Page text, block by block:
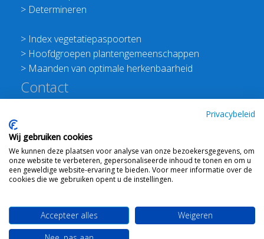
> Determineren
> Index vegetatiepaspoorten
> Hoofdgroepen plantengemeenschappen
> Maanden van optimale herkenbaarheid
Contact
E:info@floravannederland.nl
Plein 1992 70F 6221JP Maastricht
T: 06 41237586
KVK: 76114821 btw: NL860512289B01
WebdesignTon Haexvoor © 2008 - 2026 Flora van
Privacybeleid
Wij gebruiken cookies
We kunnen deze plaatsen voor analyse van onze bezoekersgegevens, om
onze website te verbeteren, gepersonaliseerde inhoud te tonen en om u
een geweldige website-ervaring te bieden. Voor meer informatie over de
cookies die we gebruiken opent u de instellingen.
Accepteer alles
Weigeren